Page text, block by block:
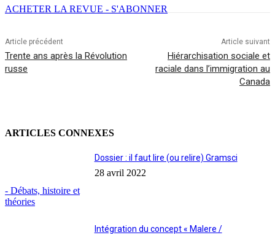
ACHETER LA REVUE - S'ABONNER
Article précédent
Trente ans après la Révolution
russe
Article suivant
Hiérarchisation sociale et
raciale dans l’immigration au
Canada
ARTICLES CONNEXES
- Débats, histoire et
théories
Dossier : il faut lire (ou relire) Gramsci
28 avril 2022
Intégration du concept « Malere /